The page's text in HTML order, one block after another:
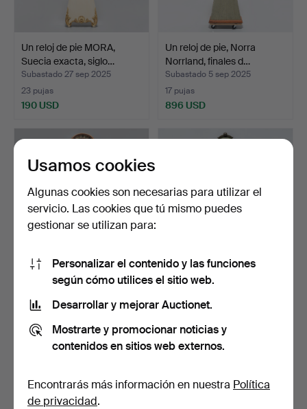
Un reloj de pie MORA,
Suecia exacta, siglo…
Subastado 27 sep 2025
23 pujas
190 USD
Un reloj de pie, Norra
Norrland, finales d…
Subastado 5 sep 2025
17 pujas
896 USD
Un reloj de pie, Norra
Subastado 15 ago 2025
32 pujas
736 USD
Un reloj de pie de Dalsland,
Subastado 15 ago 2025
253 USD
Usamos cookies
Algunas cookies son necesarias para utilizar el
servicio. Las cookies que tú mismo puedes
gestionar se utilizan para:
Personalizar el contenido y las funciones
según cómo utilices el sitio web.
Desarrollar y mejorar Auctionet.
Mostrarte y promocionar noticias y
contenidos en sitios web externos.
Encontrarás más información en nuestra Política
de privacidad.